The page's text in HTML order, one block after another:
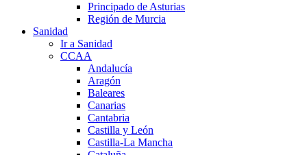
Principado de Asturias
Región de Murcia
Sanidad
Ir a Sanidad
CCAA
Andalucía
Aragón
Baleares
Canarias
Cantabria
Castilla y León
Castilla-La Mancha